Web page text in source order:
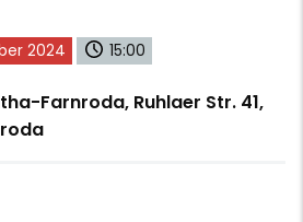
2024 15:00
Farnroda, Ruhlaer Str. 41,